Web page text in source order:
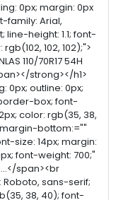
0px; margin: 0px
family: Arial,
height: 1.1; font-
102, 102);">
110/70R17 54H
strong></h1>
0px; outline: 0px;
box; font-
color: rgb(35, 38,
bottom:=""
size: 14px; margin:
font-weight: 700;"
span><br
sans-serif;
38, 40); font-